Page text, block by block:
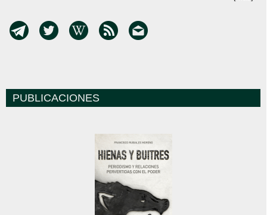
PUBLICACIONES